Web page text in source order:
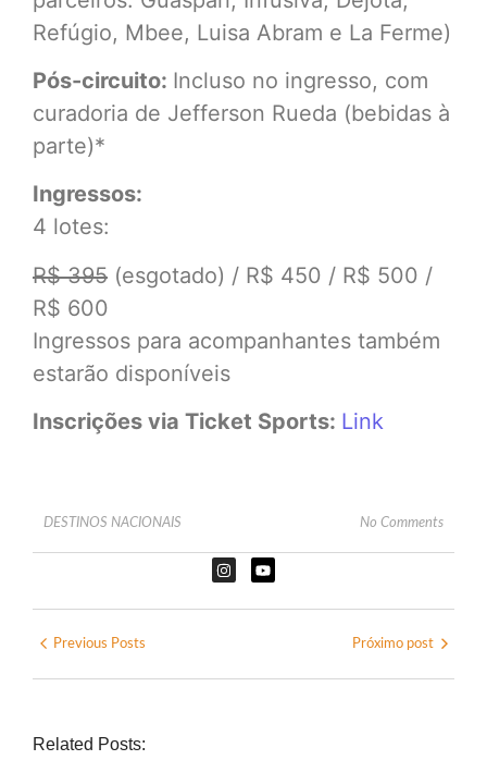
Refúgio, Mbee, Luisa Abram e La Ferme)
Pós-circuito: Incluso no ingresso, com
curadoria de Jefferson Rueda (bebidas à
parte)*
Ingressos:
4 lotes:
R$ 395 (esgotado) / R$ 450 / R$ 500 /
R$ 600
Ingressos para acompanhantes também
estarão disponíveis
Inscrições via Ticket Sports: Link
DESTINOS NACIONAIS No Comments
Previous Posts Próximo post
Related Posts: